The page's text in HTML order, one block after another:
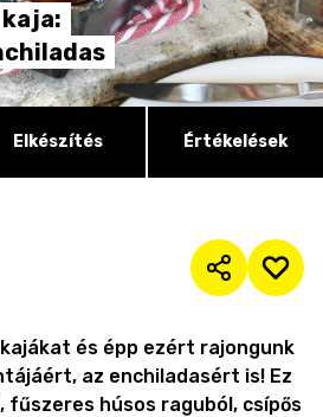
kaja:
Elkészítés Értékelések
és épp ezért rajongunk
az enchiladasért is! Ez
húsos raguból, csípős